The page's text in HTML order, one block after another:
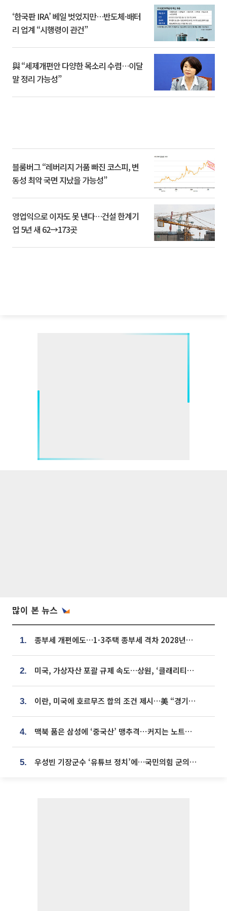
‘한국판 IRA’ 베일 벗었지만…반도체·배터
리 업계 “시행령이 관건”
與 “세제개편안 다양한 목소리 수렴…이달
말 정리 가능성”
블룸버그 “레버리지 거품 빠진 코스피, 변
동성 최악 국면 지났을 가능성”
영업익으로 이자도 못 낸다…건설 한계기
업 5년 새 62→173곳
많이 본 뉴스
1. 종부세 개편에도…1·3주택 종부세 격차 2028년부터 확대
2. 미국, 가상자산 포괄 규제 속도…상원, ‘클래리티법’ 9월 절차투표 추진
3. 이란, 미국에 호르무즈 합의 조건 제시…美 “경기 아직 안 끝나” [종합]
4. 맥북 품은 삼성에 ‘중국산’ 맹추격⋯커지는 노트북 OLED 시장
5. 우성빈 기장군수 ‘유튜브 정치’에…국민의힘 군의원들 집단 반발